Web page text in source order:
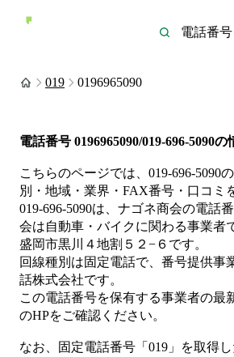
019 0196965090
電話番号 0196965090/019-696-5090の
こちらのページでは、 019-696-5090
別・地域・業界・FAX番号・口コミ
019-696-5090は、 ナゴネ商会の電話番
会は自動車・バイクに関わる事業者
盛岡市黒川４地割５２−６ です。
回線種別は固定電話で、番号提供事
話株式会社です。
この電話番号を保有する事業者の最
のHPをご確認ください。
なお、固定電話番号「 019 」を取得